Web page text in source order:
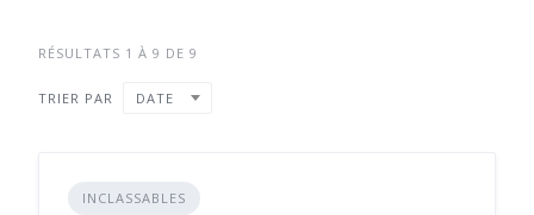
RÉSULTATS 1 À 9 DE 9
TRIER PAR DATE
INCLASSABLES